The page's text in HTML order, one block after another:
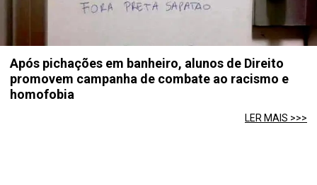
Após pichações em banheiro, alunos de Direito
promovem campanha de combate ao racismo e
homofobia
LER MAIS >>>